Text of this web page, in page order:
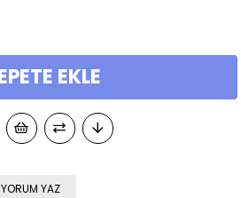
YORUM YAZ